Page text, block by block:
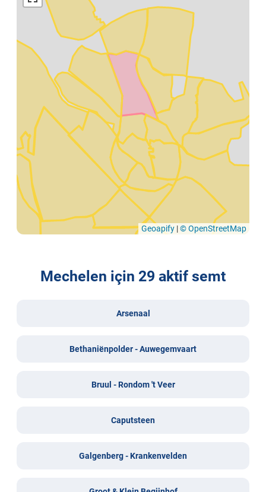
Geoapify |© OpenStreetMap
Mechelen için 29 aktif semt
Arsenaal
Bethaniënpolder - Auwegemvaart
Bruul - Rondom 't Veer
Caputsteen
Galgenberg - Krankenvelden